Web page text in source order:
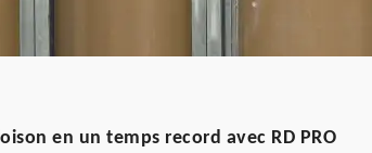
en un temps record avec RD PRO